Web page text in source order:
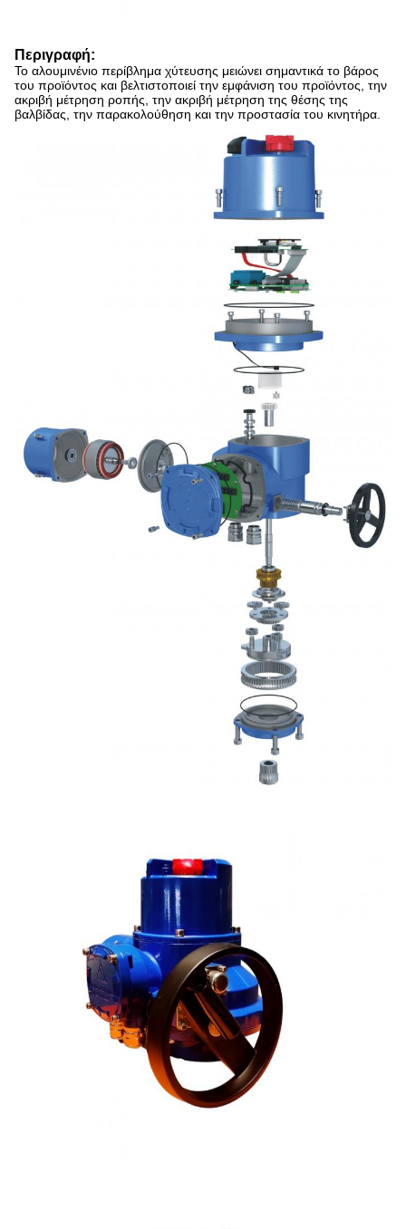
Περιγραφή:
Το αλουμινένιο περίβλημα χύτευσης μειώνει σημαντικά το βάρος
του προϊόντος και βελτιστοποιεί την εμφάνιση του προϊόντος, την
ακριβή μέτρηση ροπής, την ακριβή μέτρηση της θέσης της
βαλβίδας, την παρακολούθηση και την προστασία του κινητήρα.